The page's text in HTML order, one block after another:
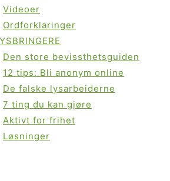
Videoer
Ordforklaringer
Den store bevissthetsguiden
12 tips: Bli anonym online
De falske lysarbeiderne
7 ting du kan gjøre
Aktivt for frihet
Løsninger